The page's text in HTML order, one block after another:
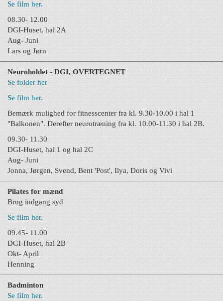
Se film her.
08.30- 12.00
DGI-Huset, hal 2A
Aug- Juni
Lars og Jørn
Neuroholdet - DGI, OVERTEGNET
Se folder her
Se film her.
Bemærk mulighed for fitnesscenter fra kl. 9.30-10.00 i hal 1
"Balkonen". Derefter neurotræning fra kl. 10.00-11.30 i hal 2B.
09.30- 11.30
DGI-Huset, hal 1 og hal 2C
Aug- Juni
Jonna, Jørgen, Svend, Bent 'Post', Ilya, Doris og Vivi
Pilates for mænd
Brug indgang syd
Se film her.
09.45- 11.00
DGI-Huset, hal 2B
Okt- April
Henning
Badminton
Se film her.